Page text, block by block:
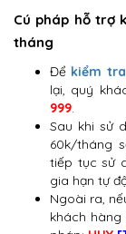
Cú pháp hỗ trợ
tháng
Để kiểm
lại, quý
999.
Sau khi sử
60k/tháng
tiếp tục sử
gia hạn tự
Ngoài ra,
khách